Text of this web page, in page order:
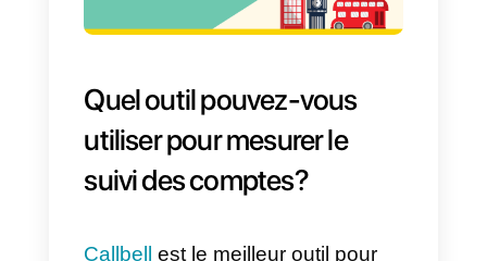
produit entre 14 et 17 heures.
La plupart des gens utilisent
WhatsApp et Telegram pour
parler à leurs amis ou à leur
famille. Cependant, ces dernières